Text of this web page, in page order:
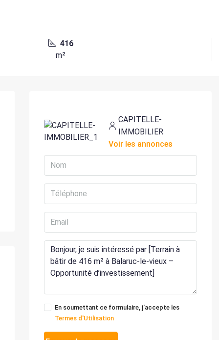
416
m²
CAPITELLE-
IMMOBILIER
Voir les annonces
En soumettant ce formulaire, j'accepte les
Termes d'Utilisation